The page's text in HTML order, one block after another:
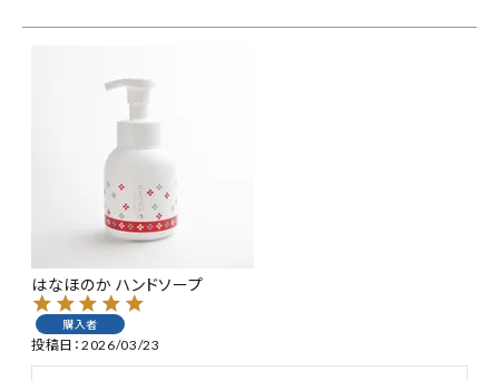
企業さま向け窓口
メディアさま向け窓口
はなほのか ハンドソープ
購入者
投稿日 2026/03/23